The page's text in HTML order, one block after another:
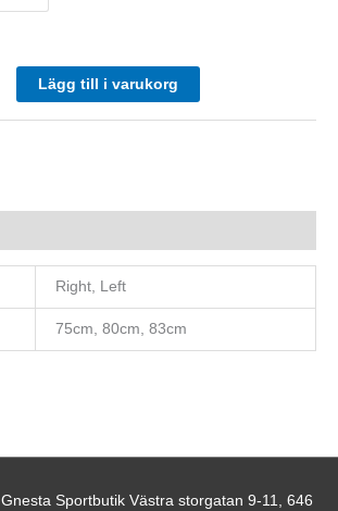
Lägg till i varukorg
Right, Left
75cm, 80cm, 83cm
Gnesta Sportbutik Västra storgatan 9-11, 646